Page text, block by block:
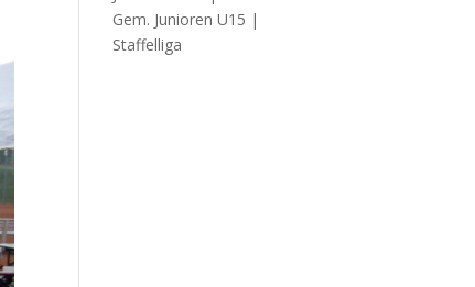
Gem. Junioren U15 |
Staffelliga